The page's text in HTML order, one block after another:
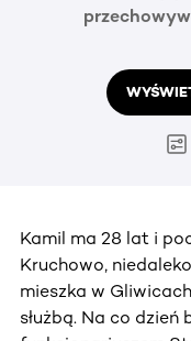
Kamil ma 28 lat i
Kruchowo,
mieszka w
służbą. Na co dzień